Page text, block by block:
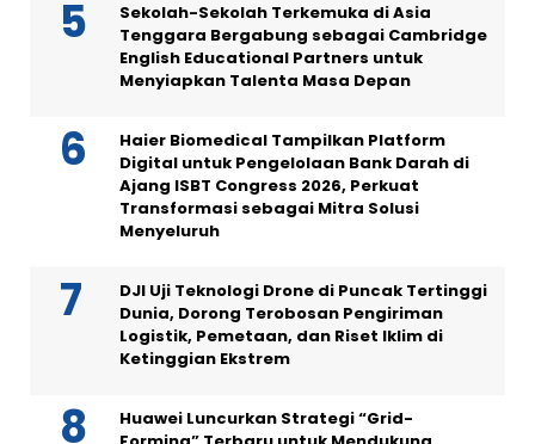
Sekolah-Sekolah Terkemuka di Asia
Tenggara Bergabung sebagai Cambridge
English Educational Partners untuk
Menyiapkan Talenta Masa Depan
Haier Biomedical Tampilkan Platform
Digital untuk Pengelolaan Bank Darah di
Ajang ISBT Congress 2026, Perkuat
Transformasi sebagai Mitra Solusi
Menyeluruh
DJI Uji Teknologi Drone di Puncak Tertinggi
Dunia, Dorong Terobosan Pengiriman
Logistik, Pemetaan, dan Riset Iklim di
Ketinggian Ekstrem
Huawei Luncurkan Strategi “Grid-